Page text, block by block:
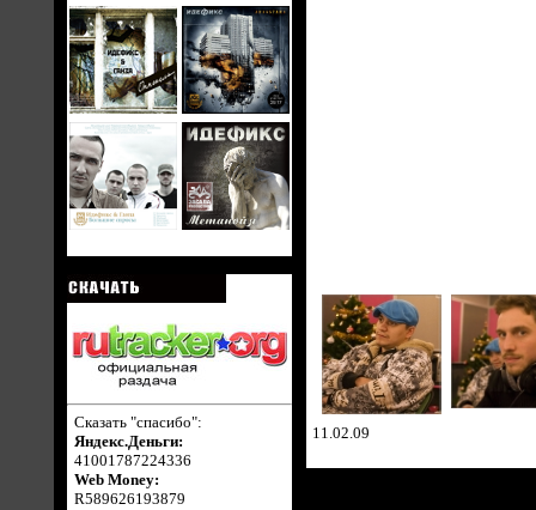
Сказать "спасибо":
Яндекс.Деньги:
41001787224336
Web Money:
R589626193879
11.02.09